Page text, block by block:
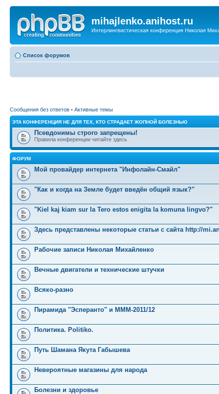
mihajlenko.anihost.ru
Интерлингвистическая конференция Николая
Список форумов
Сообщения без ответов • Активные темы
ЭТА КОНФЕРЕНЦИЯ НЕ ДЛЯ ТЕХ, КТО СТРАДАЕТ ЖОПНОЙ БОЛЕЗНЬЮ
Псевдонимы строго запрещены!
Правила конференции читайте здесь
ФОРУМ
Мой провайдер интернета "Инфолайн-Смайл"
"Как и когда на Земле будет введён общий язык?"
"Kiel kaj kiam sur la Tero estos enigita la komuna lingvo?"
Здесь представлены некоторые статьи с сайта http://
Рабочие записи Николая Михайленко
Вечные двигатели и технические штучки
Всяко-разно
Пирамида "Эсперанто" и MMM-2011/12
Политика. Politiko.
Путь Шамана Якута Габышева
Невероятные магазины для народа
Болезни и здоровье